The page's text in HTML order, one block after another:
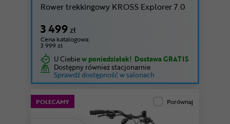
Rower trekkingowy KROSS Explorer 7.0
3 499zł
Cena katalogowa:
3 999 zł
U Ciebiew poniedziałek! Dostawa GRATIS
Dostępny również stacjonarnie
Sprawdź dostępność w salonach
POLECAMY Porównaj